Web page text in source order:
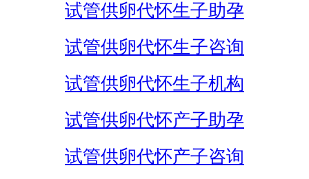
试管供卵代怀生子助孕
试管供卵代怀生子咨询
试管供卵代怀生子机构
试管供卵代怀产子助孕
试管供卵代怀产子咨询